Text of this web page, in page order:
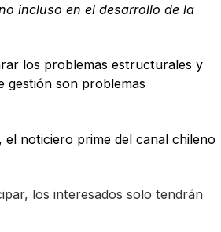
incluso en el desarrollo de la
los problemas estructurales y
gestión son problemas
el noticiero prime del canal chileno
los interesados solo tendrán